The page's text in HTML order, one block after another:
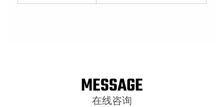
MESSAGE
在线咨询